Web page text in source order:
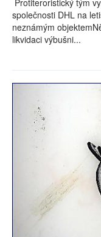
společnosti DHL na
neznámým
likvidaci výbušni...